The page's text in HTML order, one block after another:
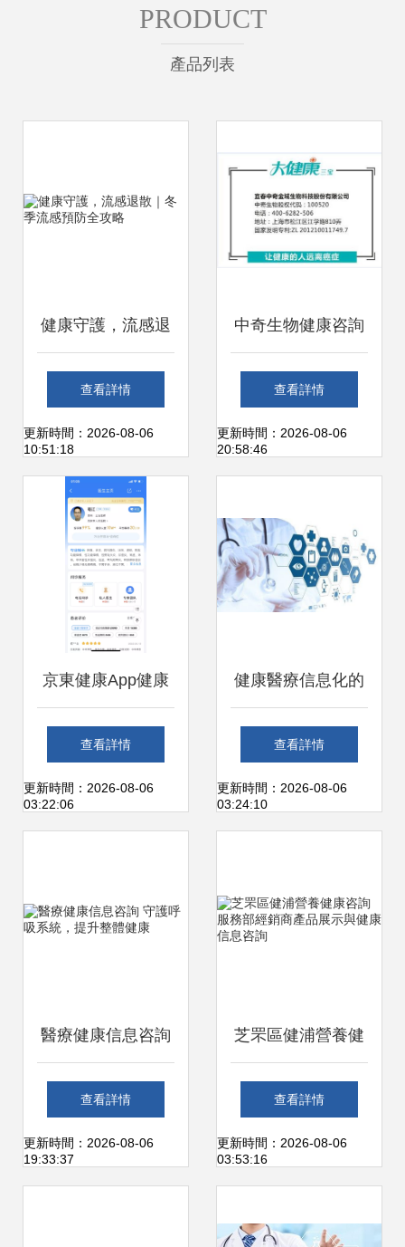
PRODUCT
產品列表
健康守護，流感退
散｜冬季流感預防
全攻略
查看詳情
更新時間：2026-08-06
10:51:18
中奇生物健康咨詢
服務中心雞西圖片
及產品圖片介紹
查看詳情
更新時間：2026-08-06
20:58:46
京東健康App健康
信息咨詢功能分析
專業、便捷與信任
查看詳情
更新時間：2026-08-06
03:22:06
健康醫療信息化的
五大趨勢 賦能未來
健康信息咨詢
查看詳情
更新時間：2026-08-06
03:24:10
醫療健康信息咨詢
守護呼吸系統，提
升整體健康
查看詳情
更新時間：2026-08-06
19:33:37
芝罘區健浦營養健
康咨詢服務部經銷
商產品展示與健康
查看詳情
更新時間：2026-08-06
03:53:16